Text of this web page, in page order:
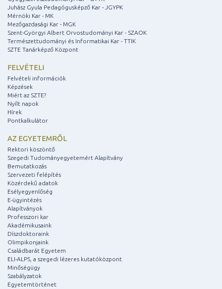
Juhász Gyula Pedagógusképző Kar - JGYPK
Mérnöki Kar - MK
Mezőgazdasági Kar - MGK
Szent-Györgyi Albert Orvostudományi Kar - SZAOK
Természettudományi és Informatikai Kar - TTIK
SZTE Tanárképző Központ
FELVÉTELI
Felvételi információk
Képzések
Miért az SZTE?
Nyílt napok
Hírek
Pontkalkulátor
AZ EGYETEMRŐL
Rektori köszöntő
Szegedi Tudományegyetemért Alapítvány
Bemutatkozás
Szervezeti felépítés
Közérdekű adatok
Esélyegyenlőség
E-ügyintézés
Alapítványok
Professzori kar
Akadémikusaink
Díszdoktoraink
Olimpikonjaink
Családbarát Egyetem
ELI-ALPS, a szegedi lézeres kutatóközpont
Minőségügy
Szabályzatok
Egyetemtörténet